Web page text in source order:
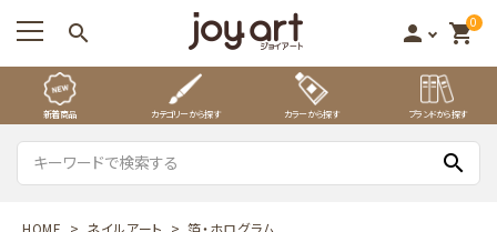
search person 0
shopping_cart
新着商品 カテゴリーから探す カラーから探す ブランドから探す
search
HOME ネイルアート 箔・ホログラム